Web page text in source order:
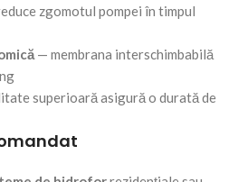
zgomotul pompei în timpul
— membrana interschimbabilă
superioară asigură o durată de